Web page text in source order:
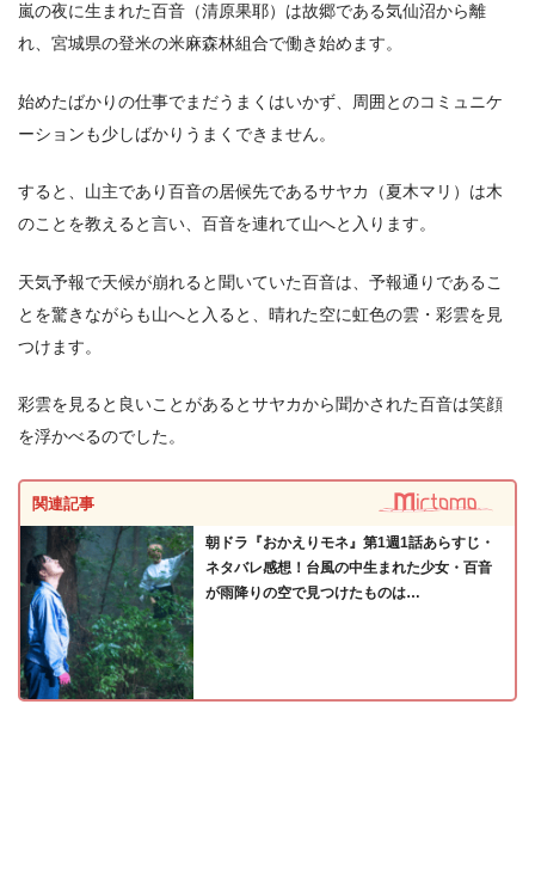
嵐の夜に生まれた百音（清原果耶）は故郷である気仙沼から離
れ、宮城県の登米の米麻森林組合で働き始めます。
始めたばかりの仕事でまだうまくはいかず、周囲とのコミュニケ
ーションも少しばかりうまくできません。
すると、山主であり百音の居候先であるサヤカ（夏木マリ）は木
のことを教えると言い、百音を連れて山へと入ります。
天気予報で天候が崩れると聞いていた百音は、予報通りであるこ
とを驚きながらも山へと入ると、晴れた空に虹色の雲・彩雲を見
つけます。
彩雲を見ると良いことがあるとサヤカから聞かされた百音は笑顔
を浮かべるのでした。
関連記事
朝ドラ『おかえりモネ』第1週1話あらすじ・
ネタバレ感想！台風の中生まれた少女・百音
が雨降りの空で見つけたものは…